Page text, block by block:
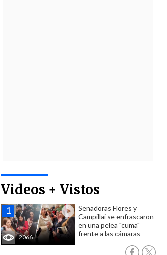
Videos + Vistos
2066
Senadoras Flores y
Campillai se enfrascaron
en una pelea "cuma"
frente a las cámaras